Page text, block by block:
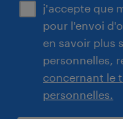
j'accepte que
pour l'envoi
en savoir plus
personnelles,
concernant le
personnelles.